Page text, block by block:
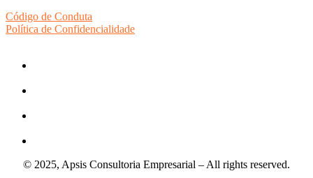
Código de Conduta
Política de Confidencialidade
© 2025, Apsis Consultoria Empresarial – All rights reserved.